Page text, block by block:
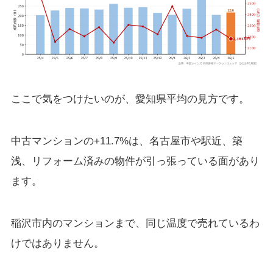
ここで気をつけたいのが、愛知県平均の見方です。
中古マンションの+11.7%は、名古屋市や駅近、築
浅、リフォーム済みの物件が引っ張っている面があり
ます。
稲沢市内のマンションまで、同じ温度で売れているわ
けではありません。